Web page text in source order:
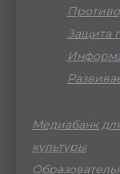
Защита
Медиабанк
культуры